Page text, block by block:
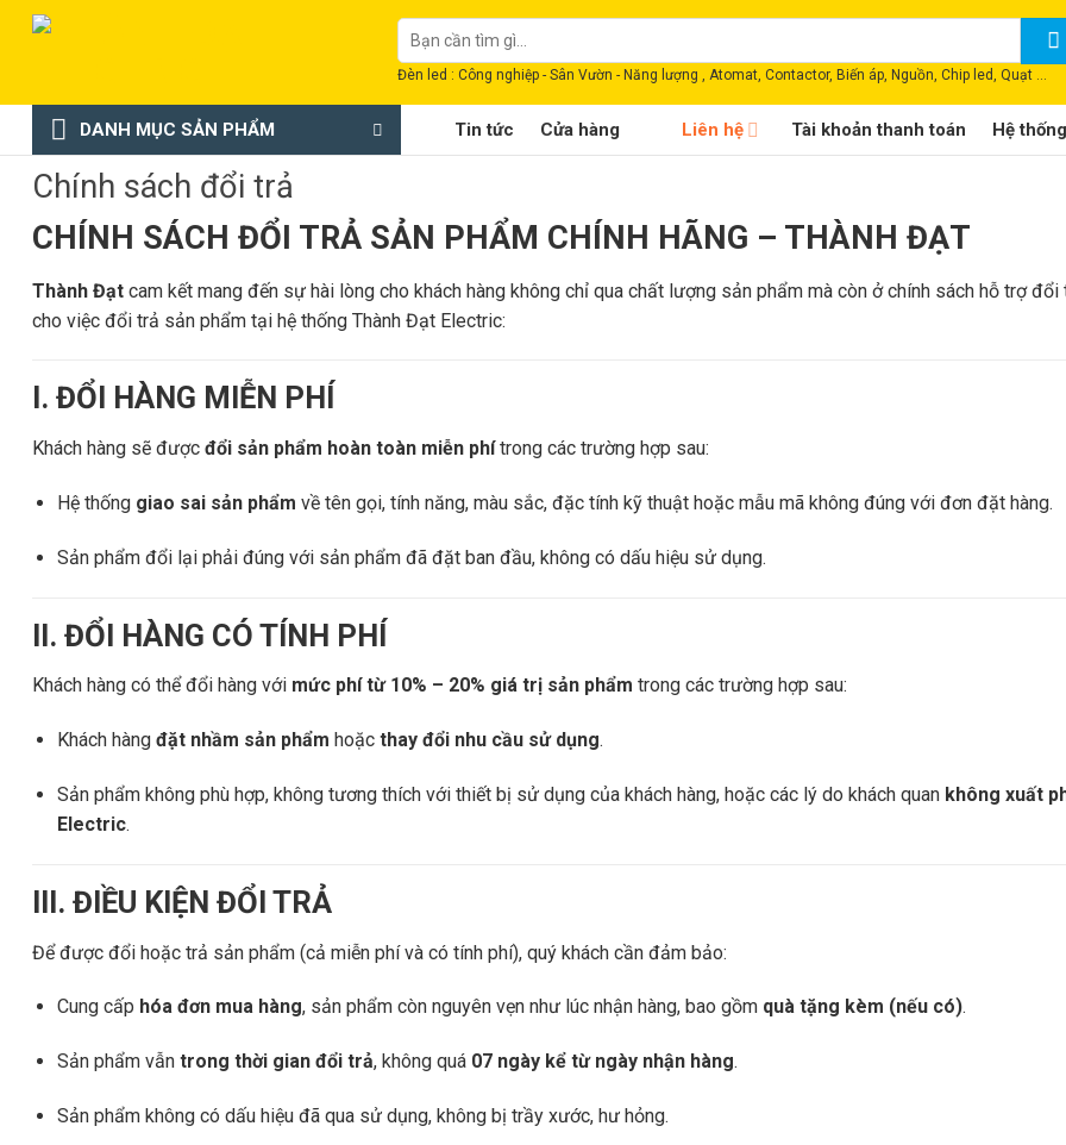
Chuyển
dung
Tìm
kiếm:
Đèn led : Công nghiệp - Sân Vườn - Năng lượng , Atomat, Contactor, Biến áp, Nguồn, Chip led, Quạt ...
DANH MỤC SẢN PHẨM Tin tức Cửa hàng Liên hệ Tài khoản thanh toán Hệ
Chính sách đổi trả
CHÍNH SÁCH ĐỔI TRẢ SẢN PHẨM CHÍNH HÃNG – THÀNH ĐẠT
Thành Đạt cam kết mang đến sự hài lòng cho khách hàng không chỉ qua chất lượng sản phẩm mà còn ở chính sách hỗ trợ
cho việc đổi trả sản phẩm tại hệ thống Thành Đạt Electric:
I. ĐỔI HÀNG MIỄN PHÍ
Khách hàng sẽ được đổi sản phẩm hoàn toàn miễn phítrong các trường hợp sau:
Hệ thống giao sai sản phẩm về tên gọi, tính năng, màu sắc, đặc tính kỹ thuật hoặc mẫu mã không đúng với đơn đặt hàng.
Sản phẩm đổi lại phải đúng với sản phẩm đã đặt ban đầu, không có dấu hiệu sử dụng.
II. ĐỔI HÀNG CÓ TÍNH PHÍ
Khách hàng có thể đổi hàng với mức phí từ 10% – 20% giá trị sản phẩm trong các trường hợp sau:
Khách hàng đặt nhầm sản phẩm hoặc thay đổi nhu cầu sử dụng.
Sản phẩm không phù hợp, không tương thích với thiết bị sử dụng của khách hàng, hoặc các lý do khách quan không xuất
Electric.
III. ĐIỀU KIỆN ĐỔI TRẢ
Để được đổi hoặc trả sản phẩm (cả miễn phí và có tính phí), quý khách cần đảm bảo:
Cung cấp hóa đơn mua hàng, sản phẩm còn nguyên vẹn như lúc nhận hàng, bao gồm quà tặng kèm (nếu có).
Sản phẩm vẫn trong thời gian đổi trả, không quá 07 ngày kể từ ngày nhận hàng.
Sản phẩm không có dấu hiệu đã qua sử dụng, không bị trầy xước, hư hỏng.